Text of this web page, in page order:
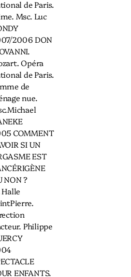
de Paris.
Msc. Luc
2006 DON
Opéra
de Paris.
de
nue.
COMMENT
SI UN
EST
NON ?
Philippe
ENFANTS.